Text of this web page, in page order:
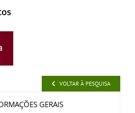
VOLTAR À PESQUISA
GERAIS